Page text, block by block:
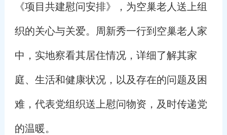
《项目共建慰问安排》，为空巢老人送上组
织的关心与关爱。周新秀一行到空巢老人家
中，实地察看其居住情况，详细了解其家
庭、生活和健康状况，以及存在的问题及困
难，代表党组织送上慰问物资，及时传递党
的温暖。